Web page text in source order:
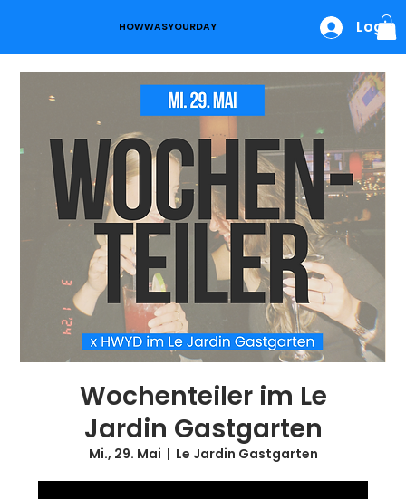
HOWWASYOURDAY Login
Wochenteiler im Le
Jardin Gastgarten
Mi., 29. Mai
  |
Le Jardin Gastgarten